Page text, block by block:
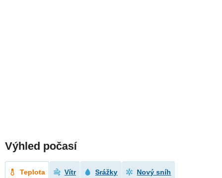
Výhled počasí
Teplota Vítr Srážky Nový sníh